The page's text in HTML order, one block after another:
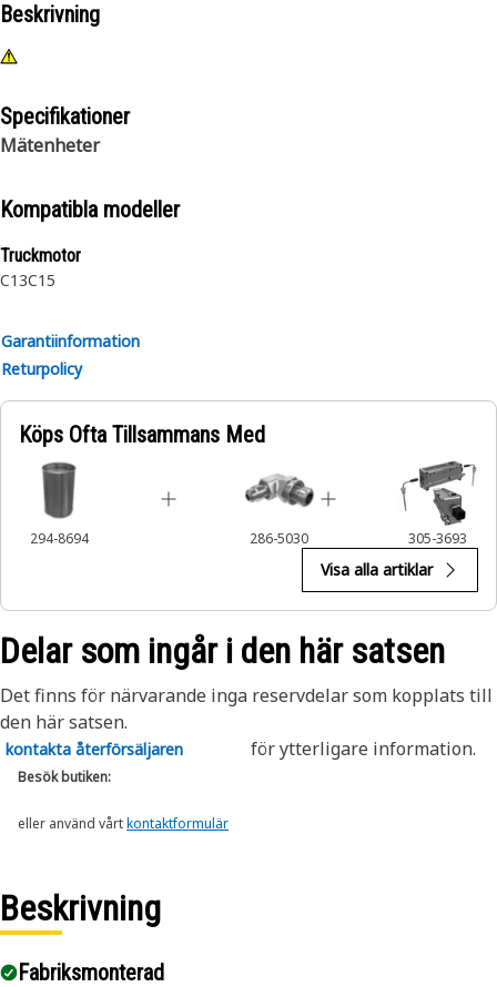
Beskrivning
Specifikationer
Mätenheter
Kompatibla modeller
Truckmotor
C13C15
Garantiinformation
Returpolicy
Köps Ofta Tillsammans Med
294-8694 286-5030 305-3693
Visa alla artiklar
Delar som ingår i den här satsen
Det finns för närvarande inga reservdelar som kopplats till
den här satsen.
kontakta återförsäljaren
Besök butiken:
eller använd vårtkontaktformulär
för ytterligare information.
Beskrivning
Fabriksmonterad